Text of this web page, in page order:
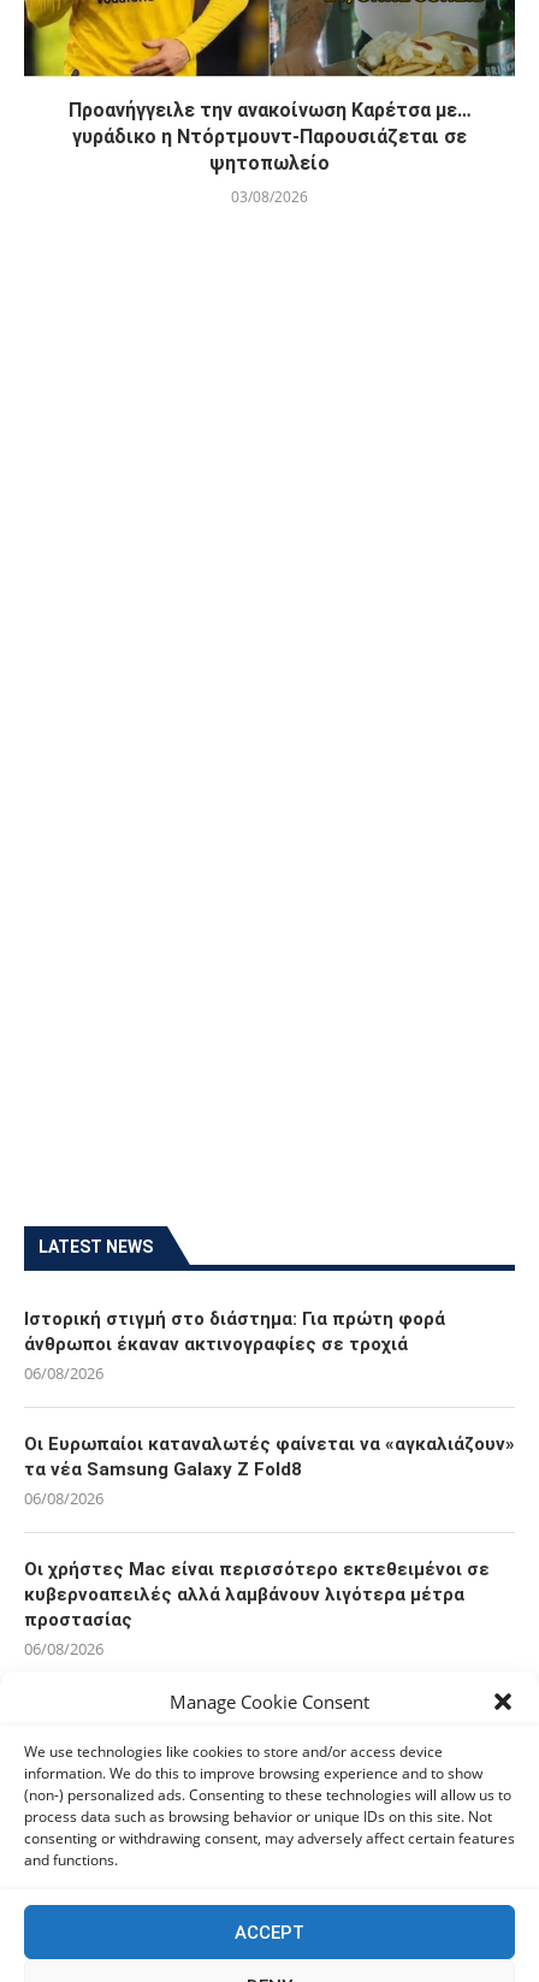
Manage Cookie Consent
We use technologies like cookies to store and/or access device
information. We do this to improve browsing experience and to show
(non-) personalized ads. Consenting to these technologies will allow us to
process data such as browsing behavior or unique IDs on this site. Not
consenting or withdrawing consent, may adversely affect certain features
and functions.
ACCEPT
Προανήγγειλε την ανακοίνωση Καρέτσα με…
γυράδικο η Ντόρτμουντ-Παρουσιάζεται σε
ψητοπωλείο
03/08/2026
LATEST NEWS
Ιστορική στιγμή στο διάστημα: Για πρώτη φορά
άνθρωποι έκαναν ακτινογραφίες σε τροχιά
06/08/2026
Οι Ευρωπαίοι καταναλωτές φαίνεται να «αγκαλιάζουν»
τα νέα Samsung Galaxy Z Fold8
06/08/2026
Οι χρήστες Mac είναι περισσότερο εκτεθειμένοι σε
κυβερνοαπειλές αλλά λαμβάνουν λιγότερα μέτρα
προστασίας
06/08/2026
Πόλη Χρυσοχούς: Σε εξέλιξη η ενοποίηση τεσσάρων
αρχαιολογικών χώρων (εικόνες)
06/08/2026
ΕΟΑ Πάφου: Δικαστικά εντάλματα εκκένωσης για
όσους δεν συμμορφώθηκαν για τις επικίνδυνες